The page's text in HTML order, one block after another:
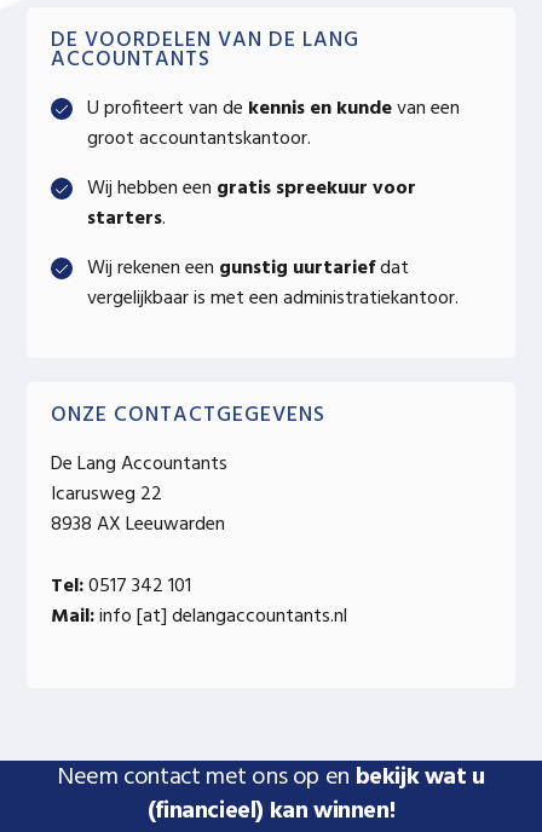
Primary
Sidebar
DE VOORDELEN VAN DE LANG
ACCOUNTANTS
U profiteert van de kennis en kundevan een
groot accountantskantoor.
Wij hebben een gratis spreekuur voor
starters.
Wij rekenen een gunstig uurtariefdat
vergelijkbaar is met een administratiekantoor.
ONZE CONTACTGEGEVENS
De Lang Accountants
Icarusweg 22
8938 AX Leeuwarden
Tel:0517 342 101
Mail:info [at] delangaccountants.nl
Neem contact met ons op en bekijk wat u
(financieel) kan winnen!